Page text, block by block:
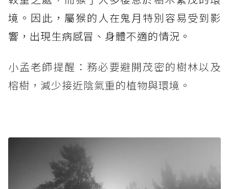
境。因此，屬猴的人在鬼月特別容易受到影
響，出現生病感冒、身體不適的情況。
小孟老師提醒：務必要避開茂密的樹林以及
榕樹，減少接近陰氣重的植物與環境。